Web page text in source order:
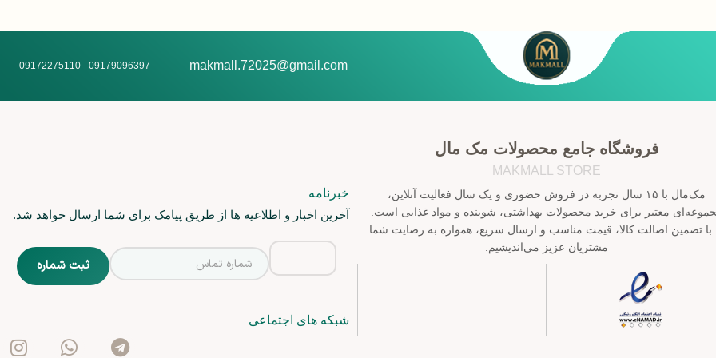
makmall.72025@gmail.com
09179096397 - 09172275110
فروشگاه جامع محصولات مک مال
MAKMALL STORE
مک‌مال با ۱۵ سال تجربه در فروش حضوری و یک سال فعالیت آنلاین،
معتبر برای خرید محصولات بهداشتی، شوینده و مواد غذایی است.
با تضمین اصالت کالا، قیمت مناسب و ارسال سریع، همواره به رضایت شما
مشتریان عزیز می‌اندیشیم.
خبرنامه
آخرین اخبار و اطلاعیه ها از طریق پیامک برای شما ارسال خواهد شد.
شبکه های اجتماعی